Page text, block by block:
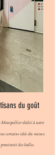
du goût
Montpellier dédié à notre
certaine idée du mieux
des halles.